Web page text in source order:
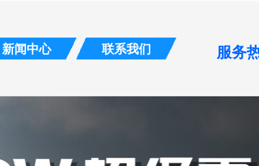
新闻中心 联系我们 服务